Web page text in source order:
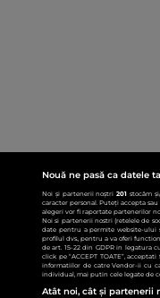
Nouă ne pasă ca datele
Noi și partenerii noștri201 stocăm
caracter personal. Puteți accepta
alegeri vor fi raportate partenerilor
Noi si partenerii nostri (retelele de
date pentru a permite website-ului
profilul dvs., pentru a va oferi
de art. 15-22 din GDPR in legatura
click pe “ACCEPT TOATE”,
informatiilor de catre Vendor-ii cu
individual, mai putin cele legate de
Atât noi, cât și partenerii